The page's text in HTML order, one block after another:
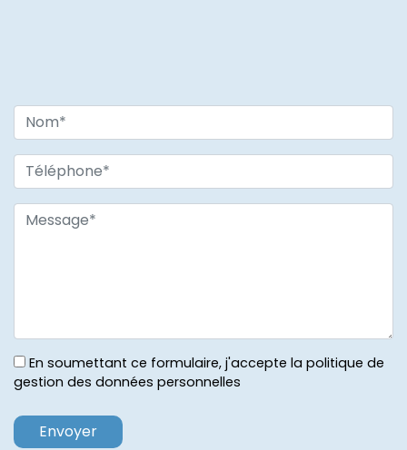
En soumettant ce formulaire, j'accepte la politique de
gestion des données personnelles